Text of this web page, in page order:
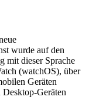
wurde auf den
mit dieser Sprache
(watchOS), über
Geräten
Geräten